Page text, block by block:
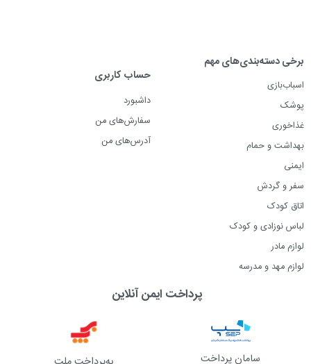
برخی دسته‌بندی‌های مهم
اسباب‌بازی
پوشک
غذاخوری
بهداشت و حمام
ایمنی
سفر و گردش
اتاق کودک
لباس نوزادی و کودک
لوازم مادر
لوازم مهد و مدرسه
حساب کاربری
داشبورد
سفارش‌های من
آدرس‌های من
پرداخت ایمن آنلاین
سامان پرداخت